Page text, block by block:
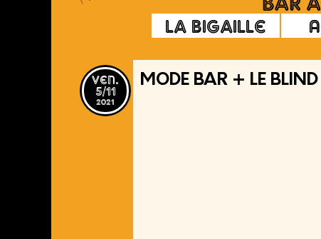
La Bigaille
ven.
5/11
2021
MODE BAR + LE